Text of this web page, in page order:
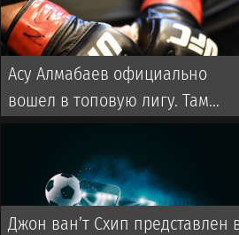
Асу Алмабаев официально
вошел в топовую лигу. Там
Джон ван’т Схип представлен